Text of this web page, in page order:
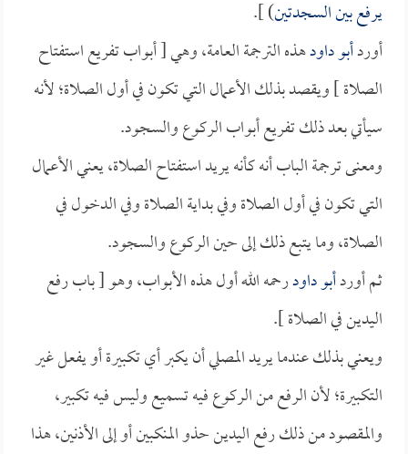
يرفع بين السجدتين) ].
أوردأبو داودهذه الترجمة العامة، وهي [ أبواب تفريع استفتاح
الصلاة ] ويقصد بذلك الأعمال التي تكون في أول الصلاة؛ لأنه
سيأتي بعد ذلك تفريع أبواب الركوع والسجود.
ومعنى ترجمة الباب أنه كأنه يريد استفتاح الصلاة، يعني الأعمال
التي تكون في أول الصلاة وفي بداية الصلاة وفي الدخول في
الصلاة، وما يتبع ذلك إلى حين الركوع والسجود.
ثم أوردأبو داودرحمه الله أول هذه الأبواب، وهو [ باب رفع
اليدين في الصلاة ].
ويعني بذلك عندما يريد المصلي أن يكبر أي تكبيرة أو يفعل غير
التكبيرة؛ لأن الرفع من الركوع فيه تسميع وليس فيه تكبير،
والمقصود من ذلك رفع اليدين حذو المنكبين أو إلى الأذنين، هذا